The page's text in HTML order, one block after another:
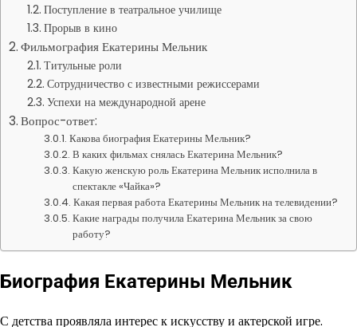
Поступление в театральное училище
Прорыв в кино
Фильмография Екатерины Мельник
Титульные роли
Сотрудничество с известными режиссерами
Успехи на международной арене
Вопрос-ответ:
Какова биография Екатерины Мельник?
В каких фильмах снялась Екатерина Мельник?
Какую женскую роль Екатерина Мельник исполнила в
спектакле «Чайка»?
Какая первая работа Екатерины Мельник на телевидении?
Какие награды получила Екатерина Мельник за свою
работу?
Биография Екатерины Мельник
С детства проявляла интерес к искусству и актерской игре.